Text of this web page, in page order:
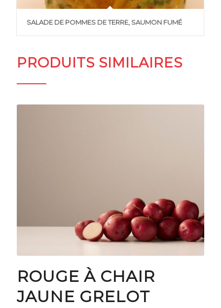
SALADE DE POMMES DE TERRE, SAUMON FUMÉ
PRODUITS SIMILAIRES
ROUGE À CHAIR
JAUNE GRELOT